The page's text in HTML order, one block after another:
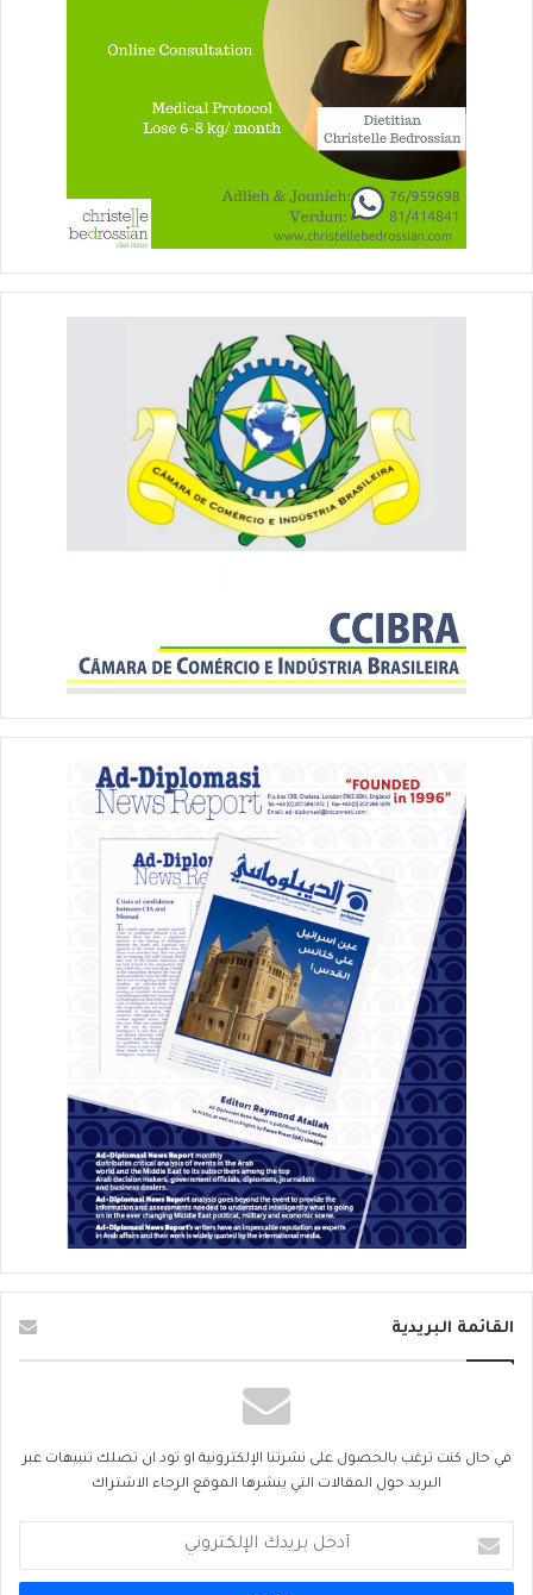
القائمة البريدية
في حال كنت ترغب بالحصول على نشرتنا الإلكترونية او تود ان تصلك تنبيهات عبر
البريد حول المقالات التي ينشرها الموقع الرجاء الاشتراك
بريدك
الإلكتروني